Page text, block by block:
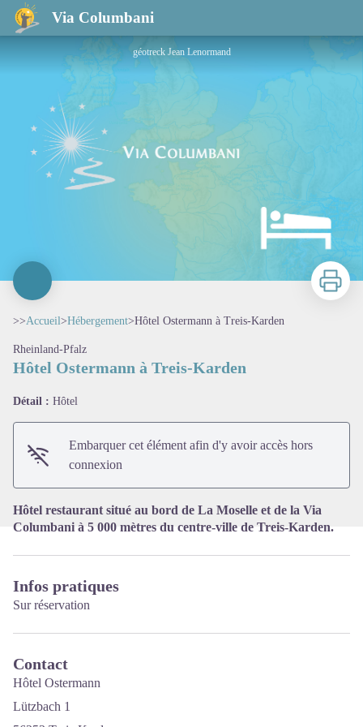
Via Columbani
Hôtel Ostermann à Treis-Karden
géotreck Jean Lenormand
Imprimer
>>Accueil>Hébergement>Hôtel Ostermann à Treis-Karden
Rheinland-Pfalz
Hôtel Ostermann à Treis-Karden
Détail : Hôtel
Embarquer cet élément afin d'y avoir accès hors
connexion
Hôtel restaurant situé au bord de La Moselle et de la Via
Columbani à 5 000 mètres du centre-ville de Treis-Karden.
Infos pratiques
Sur réservation
Contact
Hôtel Ostermann
Lützbach 1